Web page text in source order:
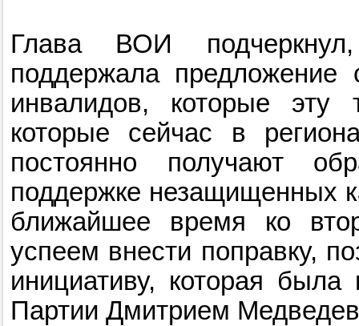
Глава ВОИ
поддержала предложение
инвалидов, которые эту
которые сейчас в
постоянно получают
поддержке незащищенных
ближайшее время ко
успеем внести поправку,
инициативу, которая
Партии Дмитрием